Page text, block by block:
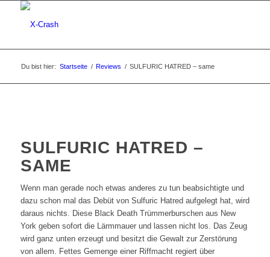
Du bist hier: Startseite / Reviews / SULFURIC HATRED – same
SULFURIC HATRED –
SAME
Wenn man gerade noch etwas anderes zu tun beabsichtigte und
dazu schon mal das Debüt von Sulfuric Hatred aufgelegt hat, wird
daraus nichts. Diese Black Death Trümmerburschen aus New
York geben sofort die Lärmmauer und lassen nicht los. Das Zeug
wird ganz unten erzeugt und besitzt die Gewalt zur Zerstörung
von allem. Fettes Gemenge einer Riffmacht regiert über